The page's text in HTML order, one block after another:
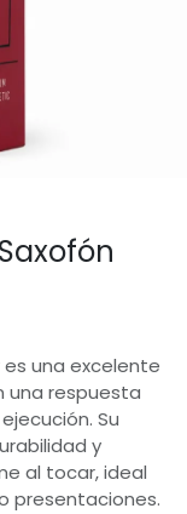
una excelente
una respuesta
Su
y
al tocar, ideal
presentaciones.